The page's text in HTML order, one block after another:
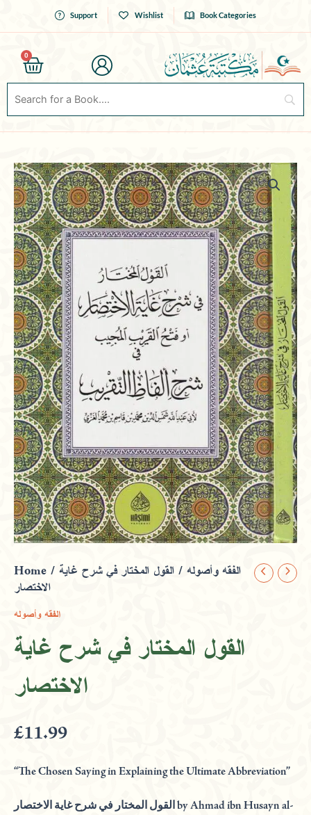
Support Wishlist Book Categories
0
Cart
Home / الفقه وأصوله / القول المختار في شرح غاية
الاختصار
الفقه وأصوله
القول المختار في شرح غاية
الاختصار
£11.99
“The Chosen Saying in Explaining the Ultimate Abbreviation”
القول المختار في شرح غاية الاختصار by Ahmad ibn Husayn al-
القول
المختار
شرح
غاية
الاختصار